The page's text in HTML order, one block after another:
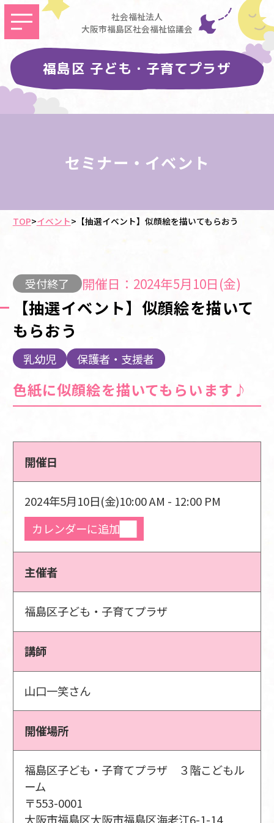
社会福祉法人
大阪市福島区社会福祉協議会
福島区 子ども・子育てプラザ
セミナー・イベント
TOP>イベント> 【抽選イベント】似顔絵を描いてもらおう
受付終了 開催日：2024年5月10日(金)
【抽選イベント】似顔絵を描いて
もらおう
乳幼児 保護者・支援者
色紙に似顔絵を描いてもらいます♪
開催日
2024年5月10日(金)10:00 AM - 12:00 PM
カレンダーに追加
主催者
福島区子ども・子育てプラザ
講師
山口一笑さん
開催場所
福島区子ども・子育てプラザ ３階こどもル
ーム
〒553-0001
大阪市福島区大阪市福島区海老江6-1-14